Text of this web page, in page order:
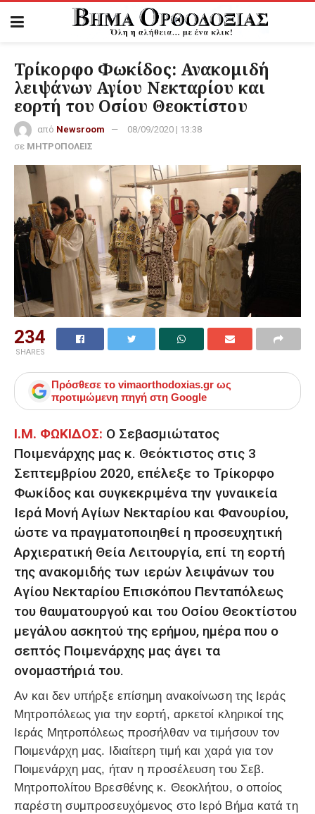
Τρίκορφο Φωκίδος: Ανακομιδή
λειψάνων Αγίου Νεκταρίου και
εορτή του Οσίου Θεοκτίστου
από Newsroom
08/09/2020 | 13:38
σε ΜΗΤΡΟΠΟΛΕΙΣ
234
SHARES
Πρόσθεσε το vimaorthodoxias.gr ως
προτιμώμενη πηγή στη Google
Ι.Μ. ΦΩΚΙΔΟΣ: Ο Σεβασμιώτατος
Ποιμενάρχης μας κ. Θεόκτιστος στις 3
Σεπτεμβρίου 2020, επέλεξε το Τρίκορφο
Φωκίδος και συγκεκριμένα την γυναικεία
Ιερά Μονή Αγίων Νεκταρίου και Φανουρίου,
ώστε να πραγματοποιηθεί η προσευχητική
Αρχιερατική Θεία Λειτουργία, επί τη εορτή
της ανακομιδής των ιερών λειψάνων του
Αγίου Νεκταρίου Επισκόπου Πενταπόλεως
του θαυματουργού και του Οσίου Θεοκτίστου
μεγάλου ασκητού της ερήμου, ημέρα που ο
σεπτός Ποιμενάρχης μας άγει τα
ονομαστήριά του.
Αν και δεν υπήρξε επίσημη ανακοίνωση της Ιεράς
Μητροπόλεως για την εορτή, αρκετοί κληρικοί της
Ιεράς Μητροπόλεως προσήλθαν να τιμήσουν τον
Ποιμενάρχη μας. Ιδιαίτερη τιμή και χαρά για τον
Ποιμενάρχη μας, ήταν η προσέλευση του Σεβ.
Μητροπολίτου Βρεσθένης κ. Θεοκλήτου, ο οποίος
παρέστη συμπροσευχόμενος στο Ιερό Βήμα κατά τη